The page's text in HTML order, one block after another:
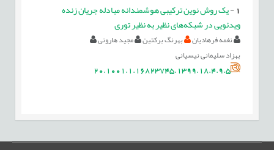
-‌یک روش نوین ترکیبی هوشمندانه مبادله جریان زنده
ویدئویی در شبکه‌های نظیر به نظیر توری
نغمه فرهادیان بهرنگ برکتین
مجید هارونی
بهزاد سلیمانی نیسیانی
20.1001.1.16823745.1399.18.4.9.5